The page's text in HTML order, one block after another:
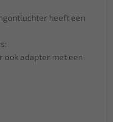
heeft een
adapter met een